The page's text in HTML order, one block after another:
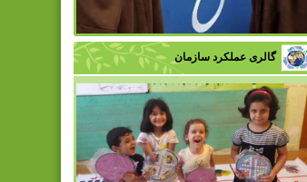
گالری عملکرد سازمان